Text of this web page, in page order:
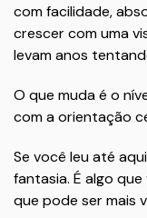
com facilidade,
crescer com uma
levam anos
O que muda é o
com a orientação
Se você leu até
fantasia. É algo
que pode ser mais